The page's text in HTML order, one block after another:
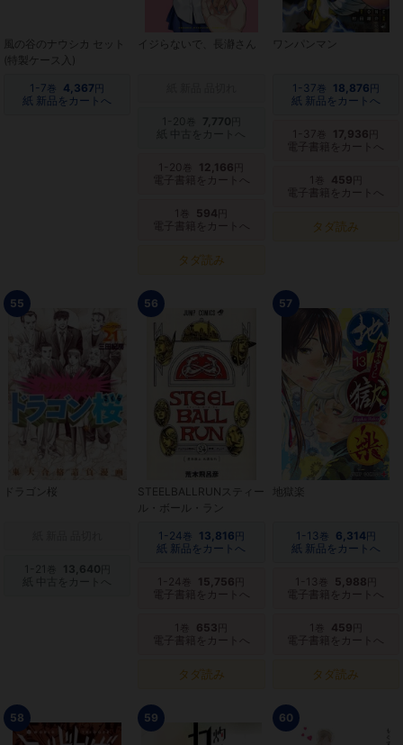
風の谷のナウシカ セット
(特製ケース入)
1-7巻 4,367 円
紙 新品をカートへ
イジらないで、長瀞さん
1-20 7,770
紙 中古をカートへ
1-20 12,166
電子書籍をカートへ
1 594
電子書籍をカートへ
タダ読み
ワンパンマン
1-37巻 18,876 円
紙 新品をカートへ
1-37 17,936
電子書籍をカートへ
1 459
電子書籍をカートへ
タダ読み
55
ドラゴン桜
1-21 13,640
紙 中古をカートへ
56
STEELBALLRUNスティー
ル・ボール・ラン
1-24巻 13,816 円
紙 新品をカートへ
1-24 15,756
電子書籍をカートへ
1 653
電子書籍をカートへ
タダ読み
57
地獄楽
1-13巻 6,314 円
紙 新品をカートへ
1-13 5,988
電子書籍をカートへ
1 459
電子書籍をカートへ
タダ読み
58 59 60